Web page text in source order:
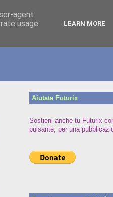
Aiutate Futurix
Sostieni anche tu Futurix
pulsante, per una
agent
usage
LEARN MORE